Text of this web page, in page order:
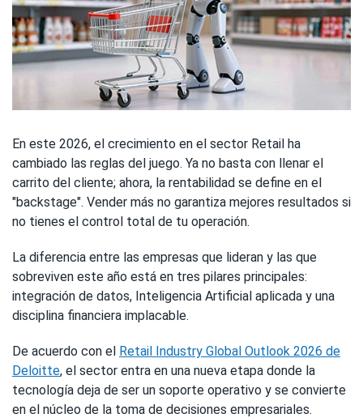
En este 2026, el crecimiento en el sector Retail ha
cambiado las reglas del juego. Ya no basta con llenar el
carrito del cliente; ahora, la rentabilidad se define en el
"backstage". Vender más no garantiza mejores resultados si
no tienes el control total de tu operación.
La diferencia entre las empresas que lideran y las que
sobreviven este año está en tres pilares principales:
integración de datos, Inteligencia Artificial aplicada y una
disciplina financiera implacable.
De acuerdo con el Retail Industry Global Outlook 2026 de
Deloitte, el sector entra en una nueva etapa donde la
tecnología deja de ser un soporte operativo y se convierte
en el núcleo de la toma de decisiones empresariales.